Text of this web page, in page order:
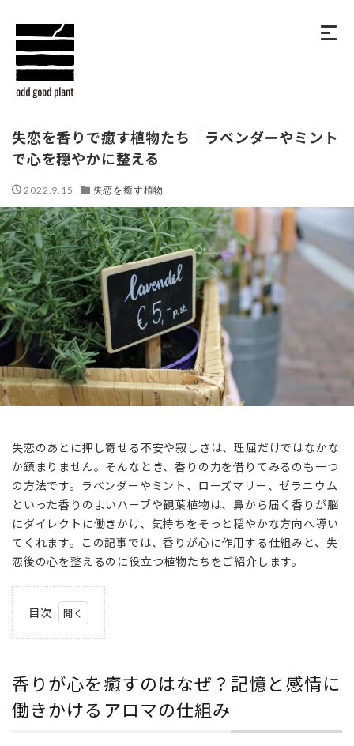
失恋を香りで癒す植物たち｜ラベンダーやミント
で心を穏やかに整える
2022.9.15 失恋を癒す植物
失恋のあとに押し寄せる不安や寂しさは、理屈だけではなかな
か鎮まりません。そんなとき、香りの力を借りてみるのも一つ
の方法です。ラベンダーやミント、ローズマリー、ゼラニウム
といった香りのよいハーブや観葉植物は、鼻から届く香りが脳
にダイレクトに働きかけ、気持ちをそっと穏やかな方向へ導い
てくれます。この記事では、香りが心に作用する仕組みと、失
恋後の心を整えるのに役立つ植物たちをご紹介します。
目次
を癒
すの
はな
香りが心を癒すのはなぜ？記憶と感情に
働きかけるアロマの仕組み